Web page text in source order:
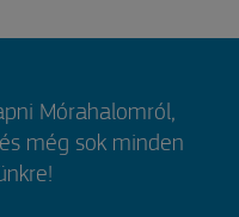
Mórahalomról,
még sok minden